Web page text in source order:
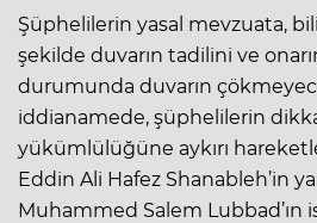
Şüphelilerin yasal mevzuata,
şekilde duvarın tadilini ve
durumunda duvarın
iddianamede, şüphelilerin
yükümlülüğüne aykırı
Eddin Ali Hafez Shanableh’in
Muhammed Salem Lubbad’ın